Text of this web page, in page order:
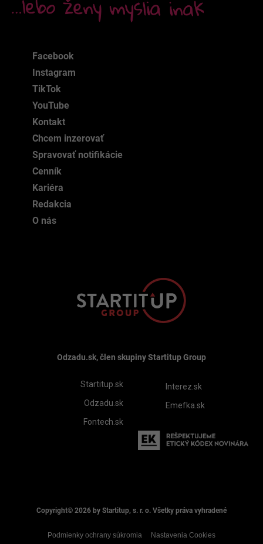
Facebook
Instagram
TikTok
YouTube
Kontakt
Chcem inzerovať
Spravovať notifikácie
Cenník
Kariéra
Redakcia
O nás
Odzadu.sk, člen skupiny Startitup Group
Startitup.sk
Odzadu.sk
Fontech.sk
Interez.sk
Emefka.sk
Copyright© 2026 by Startitup, s. r. o. Všetky práva vyhradené
Podmienky ochrany súkromia Nastavenia Cookies